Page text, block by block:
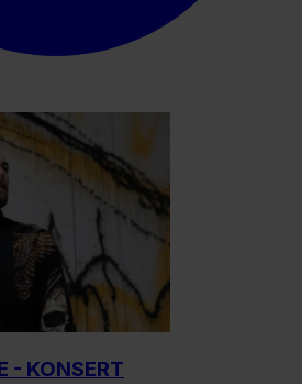
- KONSERT